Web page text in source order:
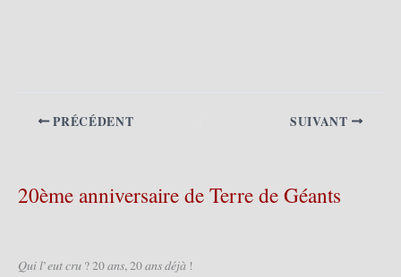
PRÉCÉDENT SUIVANT
20ème anniversaire de Terre de Géants
𝑄𝑢𝑖 𝑙’𝑒𝑢𝑡 𝑐𝑟𝑢 ? 20 𝑎𝑛𝑠, 20 𝑎𝑛𝑠 𝑑𝑒́𝑗𝑎̀ !